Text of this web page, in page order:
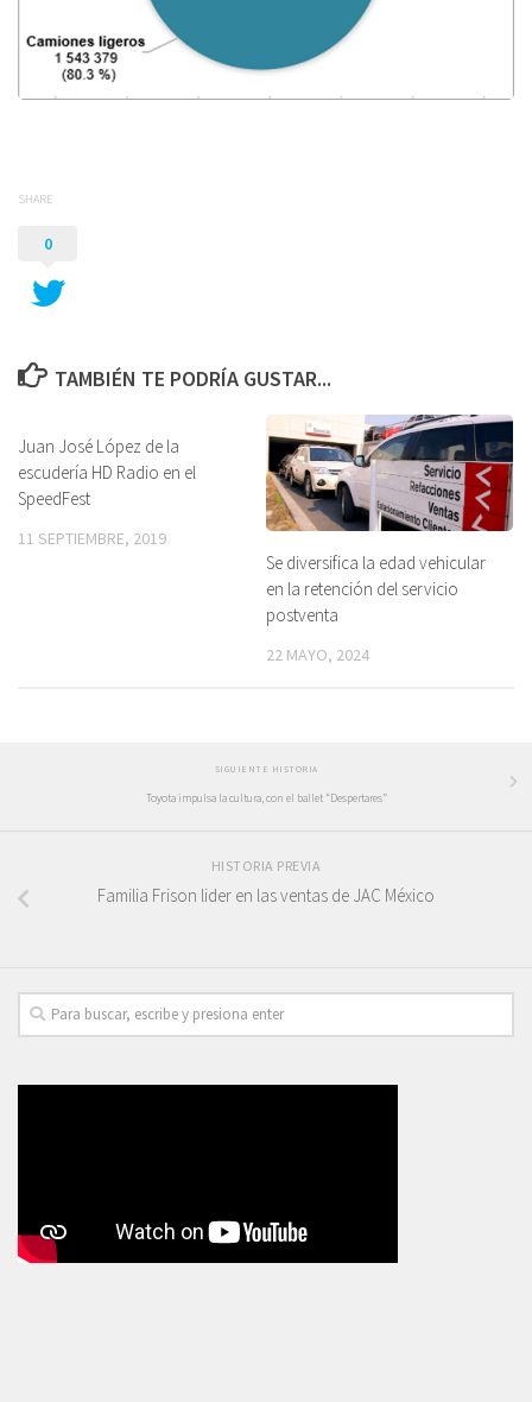
SHARE
0
TAMBIÉN TE PODRÍA GUSTAR...
Juan José López de la
escudería HD Radio en el
SpeedFest
11 SEPTIEMBRE, 2019
Se diversifica la edad vehicular
en la retención del servicio
postventa
22 MAYO, 2024
SIGUIENTE HISTORIA
Toyota impulsa la cultura, con el ballet “Despertares”
HISTORIA PREVIA
Familia Frison lider en las ventas de JAC México